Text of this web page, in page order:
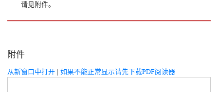
请见附件。
附件
从新窗口中打开 | 如果不能正常显示请先下载PDF阅读器